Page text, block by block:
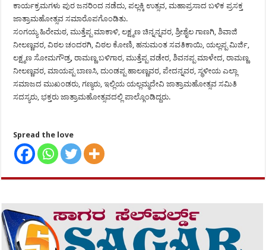
ಕಾರ್ಯಕ್ರಮಗಳು ಪುರ ಜನರಿಂದ ನಡೆದು, ಪಲ್ಲಕ್ಕಿ ಉತ್ಸವ, ಮಹಾಪ್ರಸಾದ ಬಳಿಕ ಪ್ರಸಕ್ತ
ಜಾತ್ರಾಮಹೋತ್ಸವ ಸಮಾರೊಪಗೊಂಡಿತು.
ಸಂಗಯ್ಯ ಹಿರೇಮಠ, ಮುತ್ತೆಪ್ಪ ಮಾಕಾಳಿ, ಲಕ್ಷ್ಮಣ ಚಿನ್ನನ್ನವರ, ಶ್ರೀಶೈಲ ಗಾಣಗಿ, ಶಿವಾಜಿ
ನೀಲಣ್ಣವರ, ವಿಠಲ ಚಂದರಗಿ, ವಿಠಲ ಕೋಣಿ, ಹನುಮಂತ ಸವತಿಕಾಯಿ, ಯಲ್ಲಪ್ಪ ಮಿರ್ಜಿ,
ಲಕ್ಷ್ಮಣ ಸೋಮಗೌಡ್ರ, ರಾಮಣ್ಣ ಬಳಿಗಾರ, ಮುತ್ತೆಪ್ಪ ವಡೇರ, ಶಿವನಪ್ಪ ಮಾಳೇದ, ರಾಮಣ್ಣ
ನೀಲಣ್ಣವರ, ಮಾಯಪ್ಪ ಬಾಣಸಿ, ದುಂಡಪ್ಪ ಹಾಲಣ್ಣವರ, ಪೇದನ್ನವರ, ಸ್ಥಳೀಯ ಎಲ್ಲಾ
ಸಮಾಜದ ಮುಖಂಡರು, ಗಣ್ಯರು, ಇಲ್ಲಿಯ ಯಲ್ಲಮ್ಮದೇವಿ ಜಾತ್ರಾಮಹೋತ್ಸವ ಸಮಿತಿ
ಸದಸ್ಯರು, ಭಕ್ತರು ಜಾತ್ರಾಮಹೋತ್ಸವದಲ್ಲಿ ಪಾಲ್ಗೊಂಡಿದ್ದರು.
Spread the love